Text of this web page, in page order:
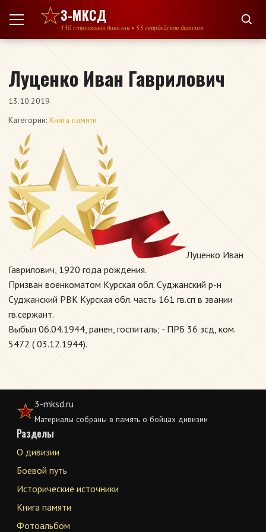
Перейти к содержимому
3-МКСД
130 стрелковая дивизия • 53 гвардейская дивизия
Луценко Иван Гаврилович
13.10.2019
Категории: Книга памяти
Луценко Иван
Гаврилович, 1920 года рождения.
Призван военкоматом Курская обл. Суджанский р-н
Суджанский РВК Курская обл. часть 161 гв.сп в звании
гв.сержант.
Выбыл 06.04.1944, ранен, госпиталь; - ПРБ 36 зсд, ком.
5472 ( 03.12.1944).
3-mksd.ru
Материалы собраны в память о бойцах дивизии
Разделы
О дивизии
Боевой путь
Исторические источники
Книга памяти
Фотоальбом